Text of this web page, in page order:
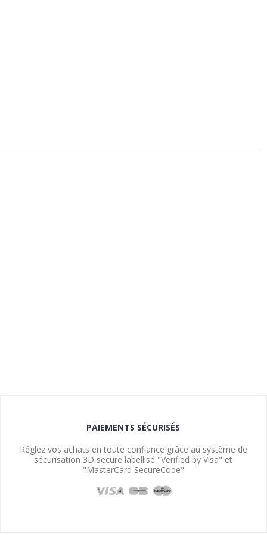
PAIEMENTS SÉCURISÉS
Réglez vos achats en toute confiance grâce au système de
sécurisation 3D secure labellisé "Verified by Visa" et
"MasterCard SecureCode"